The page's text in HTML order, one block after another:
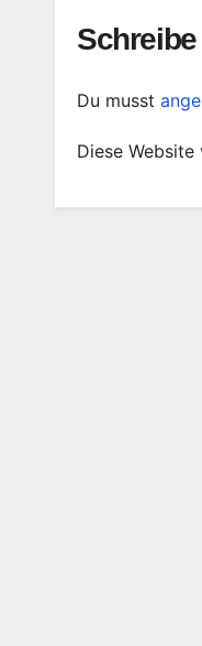
Du musst
Diese